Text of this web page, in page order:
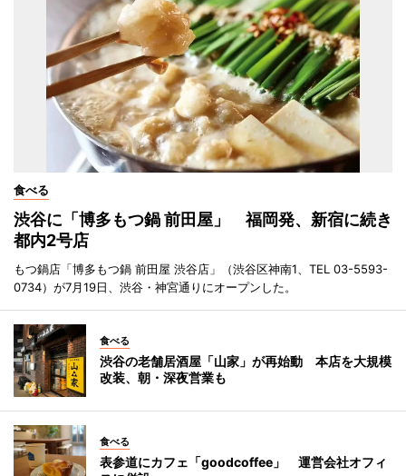
食べる
渋谷に「博多もつ鍋 前田屋」 福岡発、新宿に続き
都内2号店
もつ鍋店「博多もつ鍋 前田屋 渋谷店」（渋谷区神南1、TEL 03-5593-
0734）が7月19日、渋谷・神宮通りにオープンした。
食べる
渋谷の老舗居酒屋「山家」が再始動 本店を大規模
改装、朝・深夜営業も
食べる
表参道にカフェ「goodcoffee」 運営会社オフィ